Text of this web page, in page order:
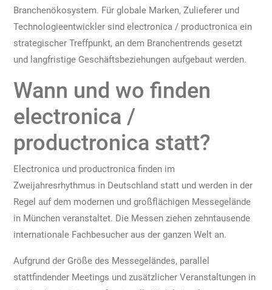
Branchenökosystem. Für globale Marken, Zulieferer und
Technologieentwickler sind electronica / productronica ein
strategischer Treffpunkt, an dem Branchentrends gesetzt
und langfristige Geschäftsbeziehungen aufgebaut werden.
Wann und wo finden
electronica /
productronica statt?
Electronica und productronica finden im
Zweijahresrhythmus in Deutschland statt und werden in der
Regel auf dem modernen und großflächigen Messegelände
in München veranstaltet. Die Messen ziehen zehntausende
internationale Fachbesucher aus der ganzen Welt an.
Aufgrund der Größe des Messegeländes, parallel
stattfindender Meetings und zusätzlicher Veranstaltungen in